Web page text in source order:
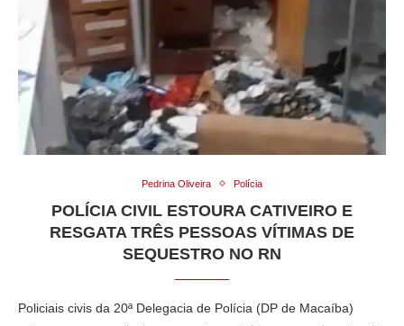
Pedrina Oliveira Polícia
POLÍCIA CIVIL ESTOURA CATIVEIRO E
RESGATA TRÊS PESSOAS VÍTIMAS DE
SEQUESTRO NO RN
Policiais civis da 20ª Delegacia de Polícia (DP de Macaíba)